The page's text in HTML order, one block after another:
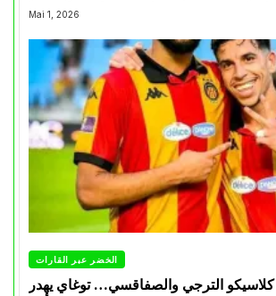
Mai 1, 2026
الخضر عبر القارات
الترجي والصفاقسي… توغاي يهدر